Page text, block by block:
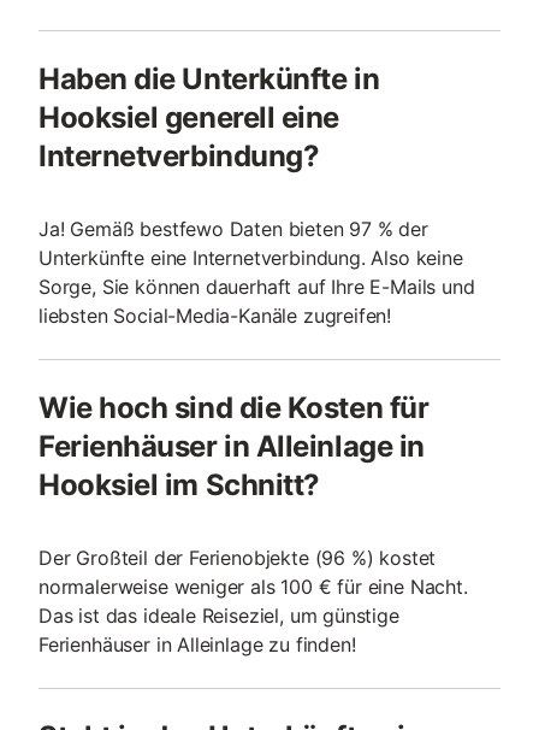
Haben die Unterkünfte in
Hooksiel generell eine
Internetverbindung?
Ja! Gemäß bestfewo Daten bieten 97 % der
Unterkünfte eine Internetverbindung. Also keine
Sorge, Sie können dauerhaft auf Ihre E-Mails und
liebsten Social-Media-Kanäle zugreifen!
Wie hoch sind die Kosten für
Ferienhäuser in Alleinlage in
Hooksiel im Schnitt?
Der Großteil der Ferienobjekte (96 %) kostet
normalerweise weniger als 100 € für eine Nacht.
Das ist das ideale Reiseziel, um günstige
Ferienhäuser in Alleinlage zu finden!